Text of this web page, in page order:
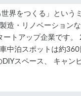
界をつくる」という
・リノベーション
トアップ企業です
泊スポットは約
スペース、 キャン